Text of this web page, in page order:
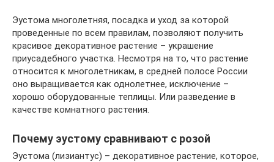
Эустома многолетняя, посадка и уход за которой
проведенные по всем правилам, позволяют получить
красивое декоративное растение – украшение
приусадебного участка. Несмотря на то, что растение
относится к многолетникам, в средней полосе России
оно выращивается как однолетнее, исключение –
хорошо оборудованные теплицы. Или разведение в
качестве комнатного растения.
Почему эустому сравнивают с розой
Эустома (лизиантус) – декоративное растение, которое,